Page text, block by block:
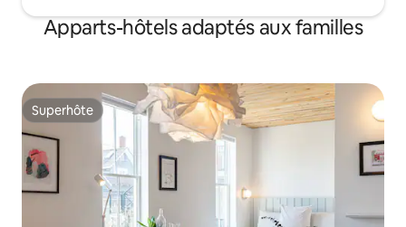
Apparts-hôtels adaptés aux familles
Superhôte
Superhôte